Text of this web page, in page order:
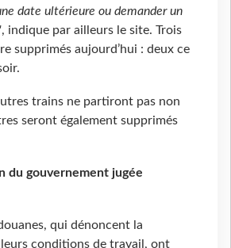
date ultérieure ou demander un
, indique par ailleurs le site. Trois
supprimés aujourd’hui : deux ce
trains ne partiront pas non
seront également supprimés
du gouvernement jugée
qui dénoncent la
conditions de travail, ont